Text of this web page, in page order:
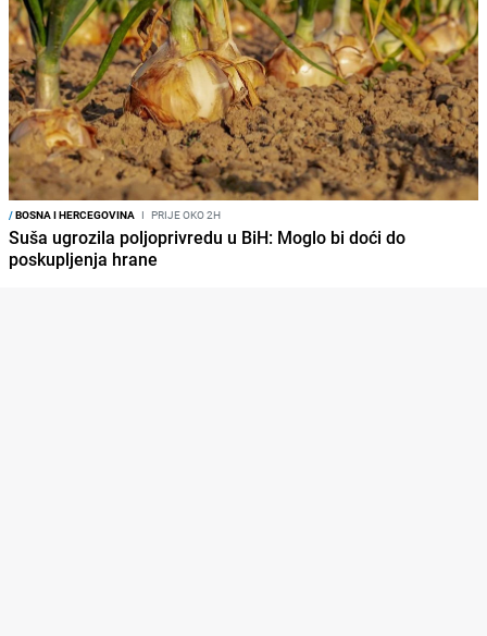
/BOSNA I HERCEGOVINA I PRIJE OKO 2H
Suša ugrozila poljoprivredu u BiH: Moglo bi doći do
poskupljenja hrane